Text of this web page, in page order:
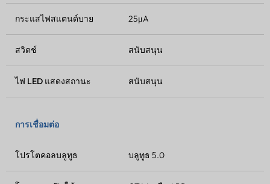
กระแสไฟสแตนด์บาย 25μA
สวิตช์ สนับสนุน
ไฟ LED แสดงสถานะ สนับสนุน
การเชื่อมต่อ
โปรโตคอลบลูทูธ บลูทูธ 5.0